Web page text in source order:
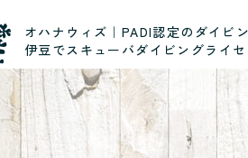
オハナウィズ｜PADI認定のダイビ
伊豆でスキューバダイビングライセ